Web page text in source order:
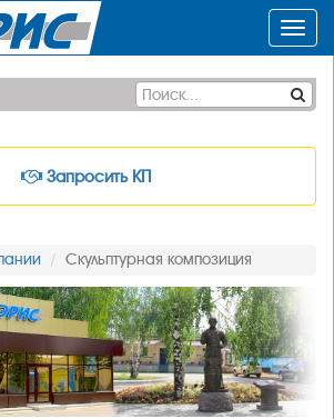
Запросить КП
Скульптурная композиция